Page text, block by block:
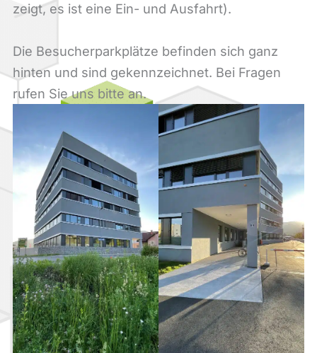
zeigt, es ist eine Ein- und Ausfahrt).
Die Besucherparkplätze befinden sich ganz
hinten und sind gekennzeichnet. Bei Fragen
rufen Sie uns bitte an.